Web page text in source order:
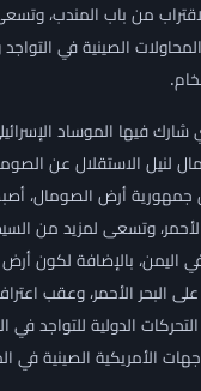
من باب المندب،
الصينية في
شارك فيها الموساد
لنيل الاستقلال عن
جمهورية أرض الصومال،
وتسعى لمزيد من
اليمن، بالإضافة لكون
البحر الأحمر، وعقب
الدولية للتواجد في
الأمريكية الصينية في